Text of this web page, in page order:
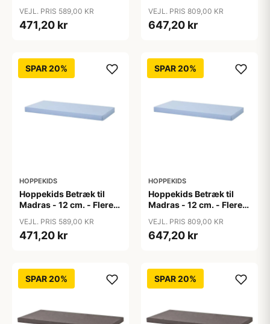
Yellow
VEJL. PRIS 589,00 KR
471,20 kr
Yellow
VEJL. PRIS 809,00 KR
647,20 kr
SPAR 20%
HOPPEKIDS
Hoppekids Betræk til
Madras - 12 cm. - Flere
VEJL. PRIS 589,00 KR
471,20 kr
SPAR 20%
HOPPEKIDS
Hoppekids Betræk til
Madras - 12 cm. - Flere
VEJL. PRIS 809,00 KR
647,20 kr
SPAR 20% SPAR 20%